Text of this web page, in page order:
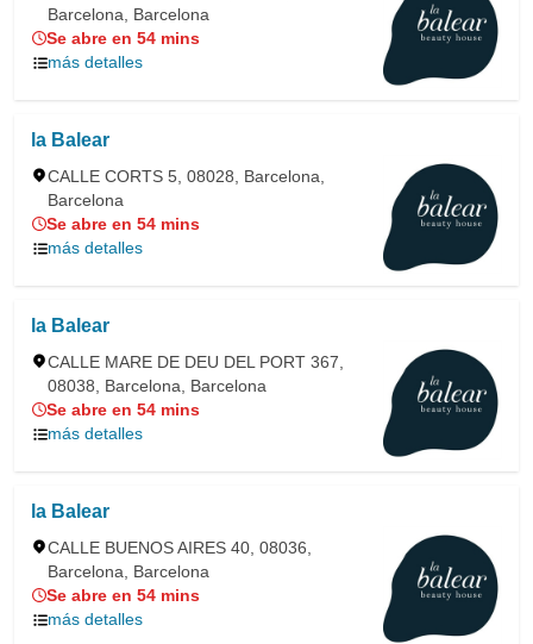
Barcelona, Barcelona
Se abre en 54 mins
más detalles
la Balear
CALLE CORTS 5, 08028, Barcelona,
Barcelona
Se abre en 54 mins
más detalles
la Balear
CALLE MARE DE DEU DEL PORT 367,
08038, Barcelona, Barcelona
Se abre en 54 mins
más detalles
la Balear
CALLE BUENOS AIRES 40, 08036,
Barcelona, Barcelona
Se abre en 54 mins
más detalles